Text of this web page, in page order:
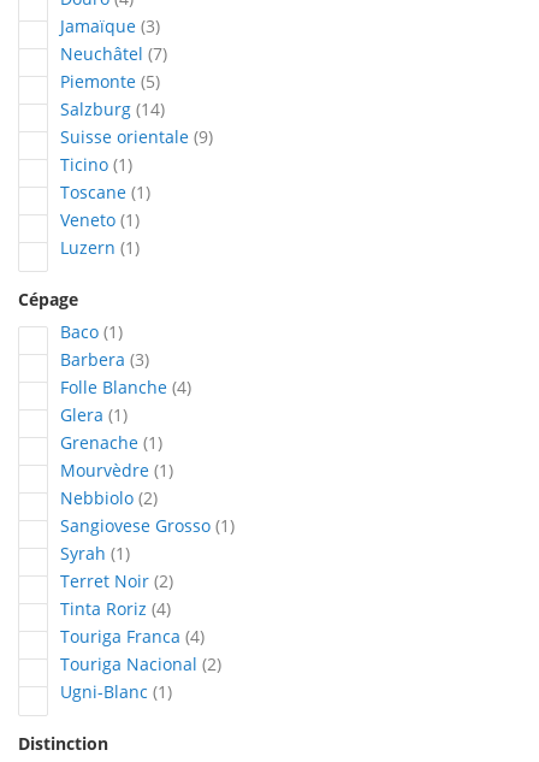
Jamaïque 3articles
Neuchâtel 7articles
Piemonte 5articles
Salzburg 14articles
Suisse orientale 9articles
Ticino 1article
Toscane 1article
Veneto 1article
Luzern 1article
Cépage
Baco 1article
Barbera 3articles
Folle Blanche 4articles
Glera 1article
Grenache 1article
Mourvèdre 1article
Nebbiolo 2articles
Sangiovese Grosso 1article
Syrah 1article
Terret Noir 2articles
Tinta Roriz 4articles
Touriga Franca 4articles
Touriga Nacional 2articles
Ugni-Blanc 1article
Distinction